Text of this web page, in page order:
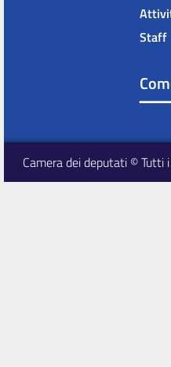
Staff
Camera dei deputati © Tutti